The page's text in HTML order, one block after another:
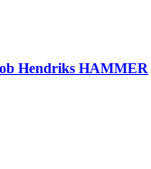
Hendriks HAMMER